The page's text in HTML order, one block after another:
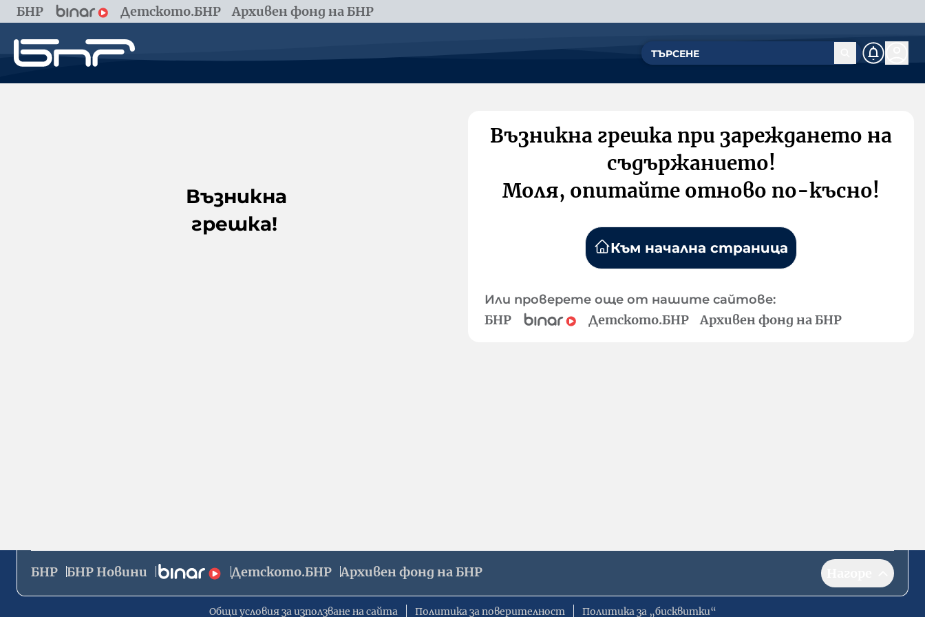
БНР Детското.БНР Архивен фонд на БНР
Възникна
грешка!
Възникна грешка при зареждането на
съдържанието!
Моля, опитайте отново по-късно!
Към начална страница
Или проверете още от нашите сайтове:
БНР Детското.БНР Архивен фонд на БНР
БНР БНР Новини Детското.БНР Архивен фонд на БНР
Общи условия за използване на сайта Политика за поверителност Политика за „бисквитки“